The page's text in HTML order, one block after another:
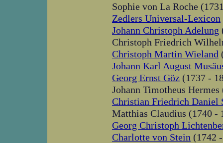
Sophie von La Roche
Zedlers Universal-Lexicon
Johann Christoph Adelung
Christoph Friedrich
Christoph Martin Wieland
Johann Karl August
Georg Ernst Göz (1737 -
Johann Timotheus
Christian Friedrich Daniel
Matthias Claudius (1740 -
Georg Christoph
Charlotte von Stein (1742